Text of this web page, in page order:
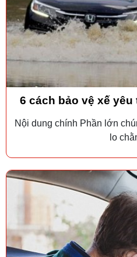
6 cách bảo vệ xế
Nội dung chính Phần lớn
lo